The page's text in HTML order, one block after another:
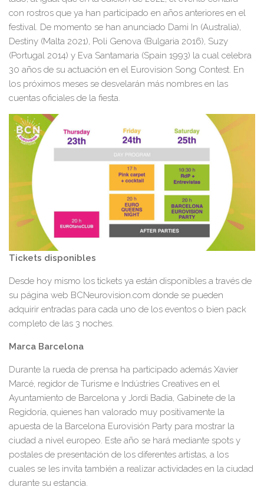
con rostros que ya han participado en años anteriores en el
festival. De momento se han anunciado Dami In (Australia),
Destiny (Malta 2021), Poli Genova (Bulgaria 2016), Suzy
(Portugal 2014) y Eva Santamaria (Spain 1993) la cual celebra
30 años de su actuación en el Eurovision Song Contest. En
los próximos meses se desvelarán más nombres en las
cuentas oficiales de la fiesta.
Tickets disponibles
Desde hoy mismo los tickets ya están disponibles a través de
su página web BCNeurovision.com donde se pueden
adquirir entradas para cada uno de los eventos o bien pack
completo de las 3 noches.
Marca Barcelona
Durante la rueda de prensa ha participado además Xavier
Marcé, regidor de Turisme e Indústries Creatives en el
Ayuntamiento de Barcelona y Jordi Badia, Gabinete de la
Regidoría, quienes han valorado muy positivamente la
apuesta de la Barcelona Eurovisión Party para mostrar la
ciudad a nivel europeo. Este año se hará mediante spots y
postales de presentación de los diferentes artistas, a los
cuales se les invita también a realizar actividades en la ciudad
durante su estancia.